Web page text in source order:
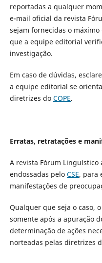
reportadas a qualquer
e-mail oficial da revista
sejam fornecidas o
que a equipe editorial
investigação.
Em caso de dúvidas,
a equipe editorial se
diretrizes do COPE.
Erratas, retratações e
A revista Fórum Linguístico
endossadas pelo CSE, para
manifestações de
Qualquer que seja o caso,
somente após a apuração
determinação de ações
norteadas pelas diretrizes